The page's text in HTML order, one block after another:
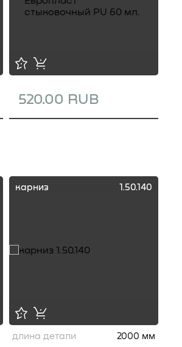
520.00 RUB
карниз 1.50.140
длина детали
2000 мм